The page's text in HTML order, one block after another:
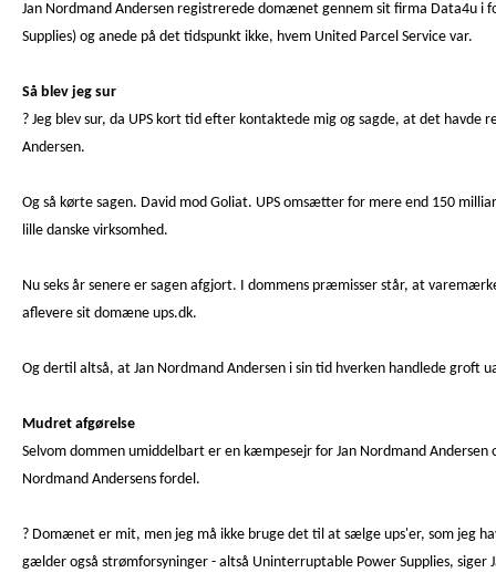
Jan Nordmand Andersen registrerede domænet gennem sit firma Data4u
Supplies) og anede på det tidspunkt ikke, hvem United Parcel Service var.
Så blev jeg sur
? Jeg blev sur, da UPS kort tid efter kontaktede mig og sagde, at det
Andersen.
Og så kørte sagen. David mod Goliat. UPS omsætter for mere end 150
lille danske virksomhed.
Nu seks år senere er sagen afgjort. I dommens præmisser står, at
aflevere sit domæne ups.dk.
Og dertil altså, at Jan Nordmand Andersen i sin tid hverken handlede
Mudret afgørelse
Selvom dommen umiddelbart er en kæmpesejr for Jan Nordmand
Nordmand Andersens fordel.
? Domænet er mit, men jeg må ikke bruge det til at sælge ups'er, som jeg
gælder også strømforsyninger - altså Uninterruptable Power Supplies, siger